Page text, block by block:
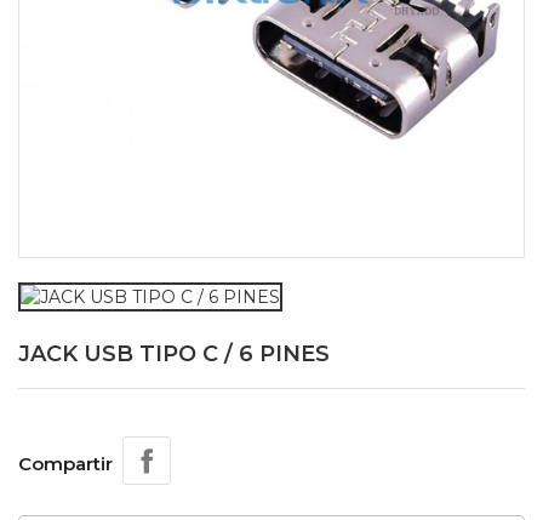
JACK USB TIPO C / 6 PINES
Compartir